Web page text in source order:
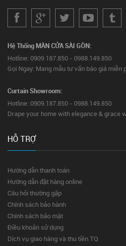
Hệ Thống MÀN CỬA SÀI GÒN:
Hotline: 0909.187.850 - 0988.149.850
Gọi Ngay: Mang mẫu tư vấn báo giá miễn
Curtain Showroom:
Hotline: 0909.187.850 - 0988.149.850
Drape your home with elegance & grace
HỖ TRỢ
Hướng dẫn thanh toán
Hướng dẫn đặt hàng online
Câu hỏi thường gặp
Chính sách bảo hành
Chính sách bảo mật
Điều khoản sử dụng
Dịch vụ giao hàng và thu tiền TQ